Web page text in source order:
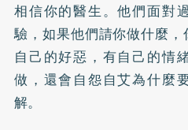
相信你的醫生。他們面對
驗，如果他們請你做什麼
自己的好惡，有自己的情
做，還會自怨自艾為什麼
解。